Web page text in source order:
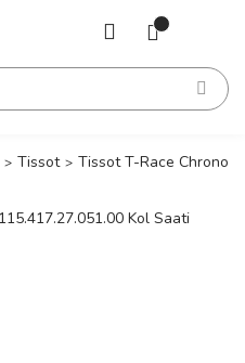
Tissot Tissot T-Race